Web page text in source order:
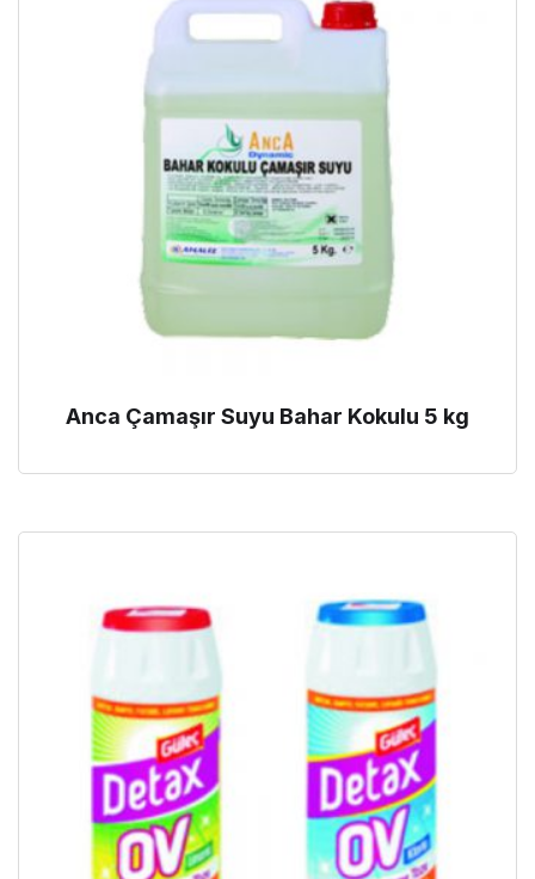
Anca Çamaşır Suyu Bahar Kokulu 5 kg